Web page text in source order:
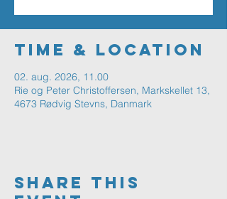
Time & Location
02. aug. 2026, 11.00
Rie og Peter Christoffersen, Markskellet 13,
4673 Rødvig Stevns, Danmark
Share This